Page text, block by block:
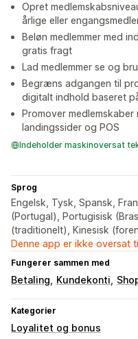
Opret
årlige eller
Beløn medlemmer med
gratis fragt
Lad medlemmer se og
Begræns adgangen til
digitalt indhold baseret
Promover
landingssider og POS
Indeholder maskinoversat
Sprog
Engelsk, Tysk, Spansk,
(Portugal), Portugisisk
(traditionelt), Kinesisk
Denne app er ikke oversat
Fungerer sammen med
Betaling Kundekonti
Kategorier
Loyalitet og bonus